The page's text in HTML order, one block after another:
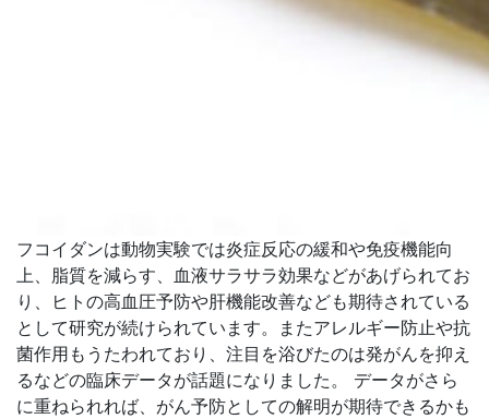
フコイダンは動物実験では炎症反応の緩和や免疫機能向
上、脂質を減らす、血液サラサラ効果などがあげられてお
り、ヒトの高血圧予防や肝機能改善なども期待されている
として研究が続けられています。またアレルギー防止や抗
菌作用もうたわれており、注目を浴びたのは発がんを抑え
るなどの臨床データが話題になりました。 データがさら
に重ねられれば、がん予防としての解明が期待できるかも